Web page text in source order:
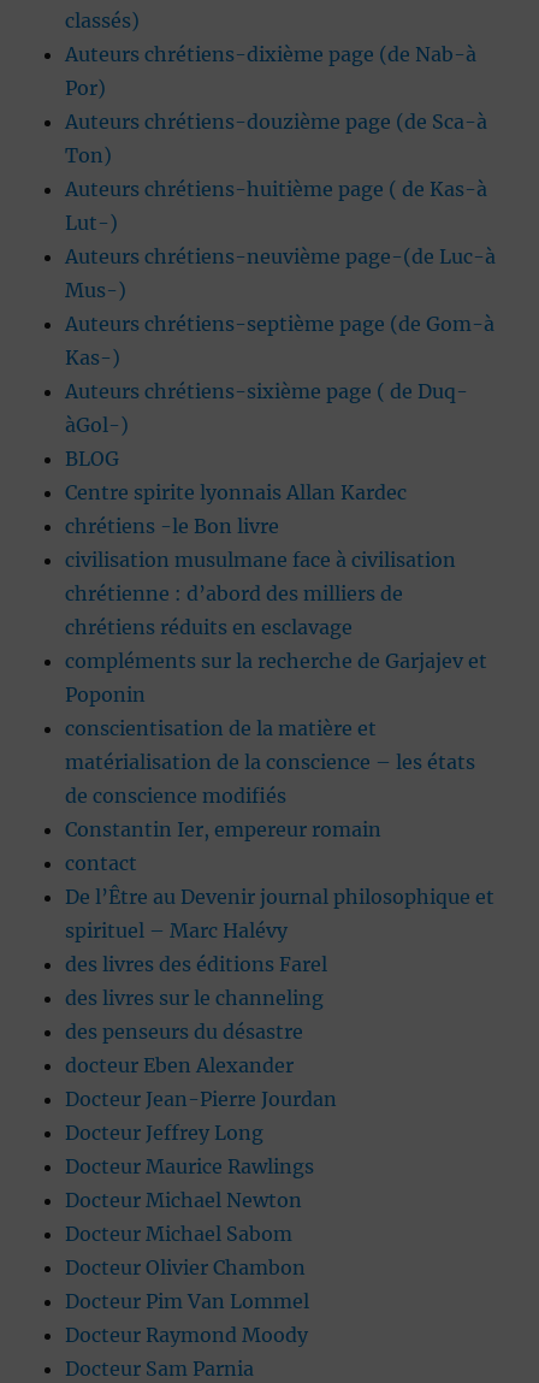
classés)
Auteurs chrétiens-dixième page (de Nab-à
Por)
Auteurs chrétiens-douzième page (de Sca-à
Ton)
Auteurs chrétiens-huitième page ( de Kas-à
Lut-)
Auteurs chrétiens-neuvième page-(de Luc-à
Mus-)
Auteurs chrétiens-septième page (de Gom-à
Kas-)
Auteurs chrétiens-sixième page ( de Duq-
àGol-)
BLOG
Centre spirite lyonnais Allan Kardec
chrétiens -le Bon livre
civilisation musulmane face à civilisation
chrétienne : d’abord des milliers de
chrétiens réduits en esclavage
compléments sur la recherche de Garjajev et
Poponin
conscientisation de la matière et
matérialisation de la conscience – les états
de conscience modifiés
Constantin Ier, empereur romain
contact
De l’Être au Devenir journal philosophique et
spirituel – Marc Halévy
des livres des éditions Farel
des livres sur le channeling
des penseurs du désastre
docteur Eben Alexander
Docteur Jean-Pierre Jourdan
Docteur Jeffrey Long
Docteur Maurice Rawlings
Docteur Michael Newton
Docteur Michael Sabom
Docteur Olivier Chambon
Docteur Pim Van Lommel
Docteur Raymond Moody
Docteur Sam Parnia